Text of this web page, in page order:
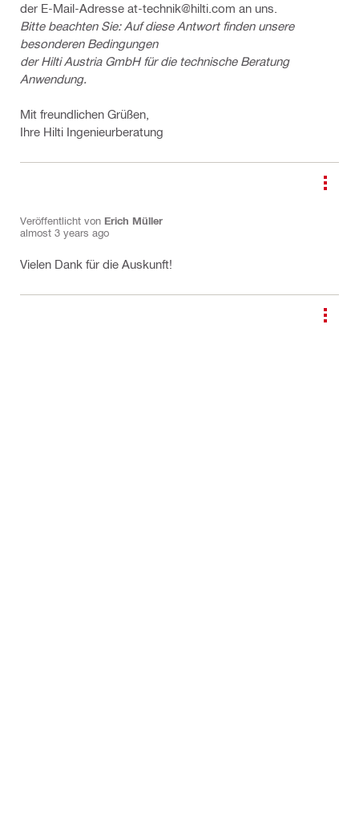
der E-Mail-Adresse at-technik@hilti.com an uns.
Bitte beachten Sie: Auf diese Antwort finden unsere
besonderen Bedingungen
der Hilti Austria GmbH für die technische Beratung
Anwendung.
Mit freundlichen Grüßen,
Ihre Hilti Ingenieurberatung
Veröffentlicht von Erich Müller
almost 3 years ago
Vielen Dank für die Auskunft!